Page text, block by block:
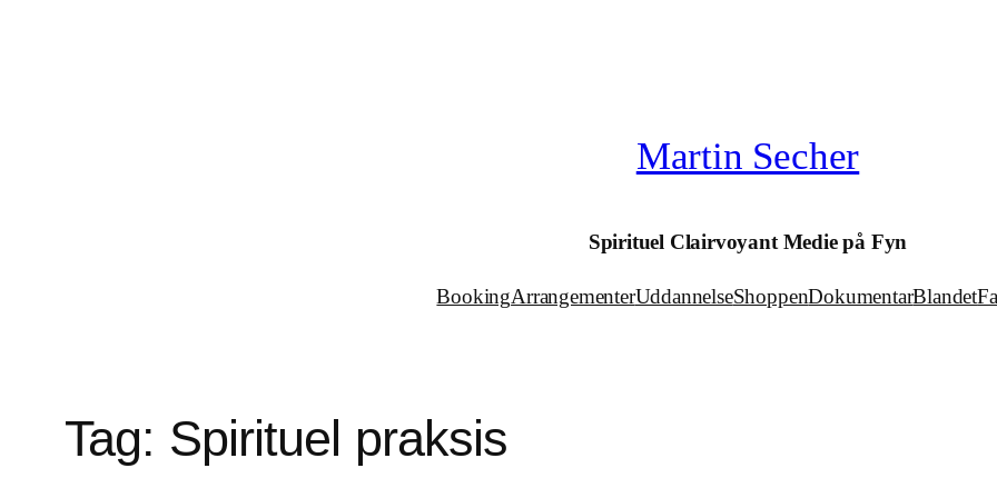
Martin Secher
Spirituel Clairvoyant Medie på Fyn
BookingArrangementerUddannelseShoppenDokumentarBlandet
Tag: Spirituel praksis